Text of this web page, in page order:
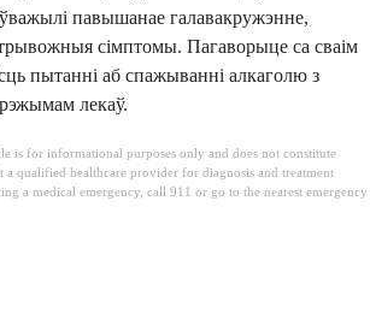
павышанае галавакружэнне,
сімптомы. Пагаворыце са сваім
пытанні аб спажыванні алкаголю з
лекаў.
is for informational purposes only and does not constitute
a qualified healthcare provider for diagnosis and treatment
a medical emergency, call 911 or go to the nearest emergency